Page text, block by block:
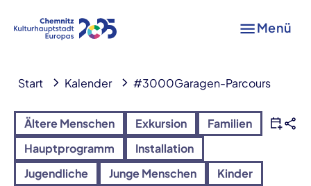
Menü
Start Kalender #3000Garagen-Parcours
Ältere Menschen Exkursion
Familien
Hauptprogramm
Installation
Jugendliche
Junge Menschen
Kinder